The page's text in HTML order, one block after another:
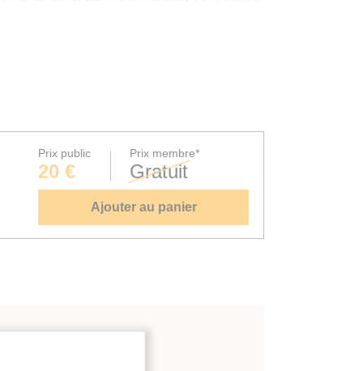
Prix public
20 €
Prix membre*
Gratuit
Ajouter au panier